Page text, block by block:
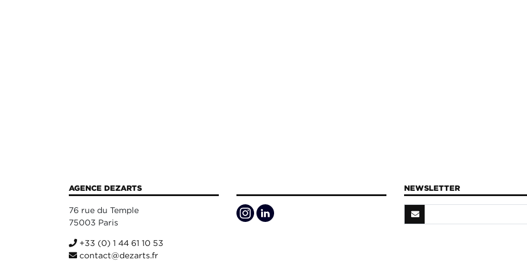
AGENCE DEZARTS
76 rue du Temple
75003 Paris
+33 (0) 1 44 61 10 53
contact@dezarts.fr
NEWSLETTER